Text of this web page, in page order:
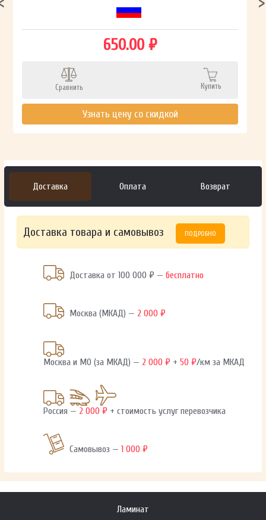
650.00 ₽
Сравнить Купить
Узнать цену со скидкой
Доставка Оплата Возврат
Доставка товара и самовывоз ПОДРОБНО
Доставка от 100 000 ₽ —бесплатно
Москва (МКАД) — 2 000 ₽
Москва и МО (за МКАД) — 2 000 ₽ +50 ₽/км за МКАД
Россия — 2 000 ₽ + стоимость услуг перевозчика
Самовывоз —1 000 ₽
Ламинат